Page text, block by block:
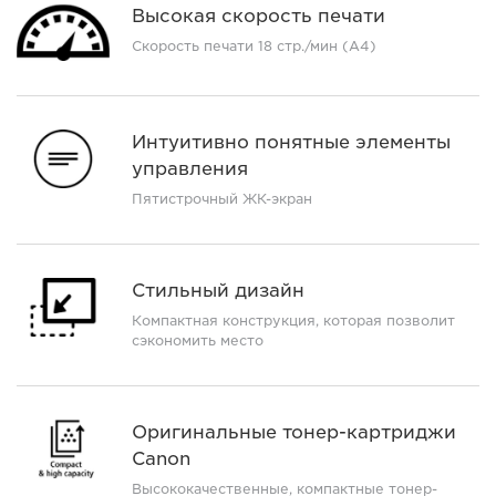
Высокая скорость печати
Скорость печати 18 стр./мин (A4)
Интуитивно понятные элементы
управления
Пятистрочный ЖК-экран
Стильный дизайн
Компактная конструкция, которая позволит
сэкономить место
Оригинальные тонер-картриджи
Canon
Высококачественные, компактные тонер-